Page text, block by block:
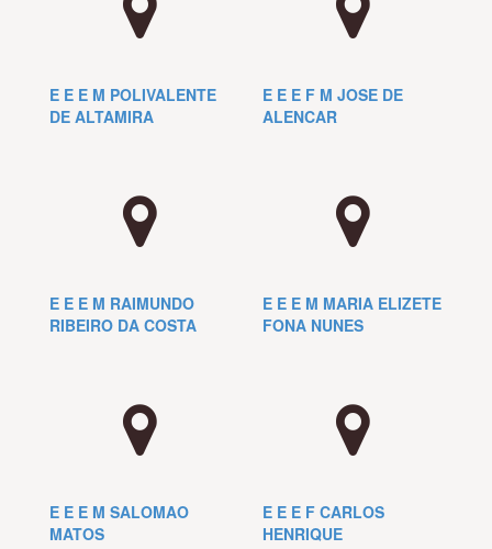
E E E M POLIVALENTE
DE ALTAMIRA
E E E F M JOSE DE
ALENCAR
E E E M RAIMUNDO
RIBEIRO DA COSTA
E E E M MARIA ELIZETE
FONA NUNES
E E E M SALOMAO
MATOS
E E E F CARLOS
HENRIQUE